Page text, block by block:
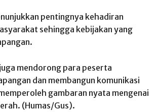
pentingnya kehadiran
sehingga kebijakan yang
mendorong para peserta
dan membangun komunikasi
gambaran nyata mengenai
(Humas/Gus).